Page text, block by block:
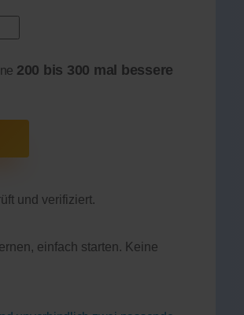
200 bis 300 mal bessere
und verifiziert.
einfach starten. Keine